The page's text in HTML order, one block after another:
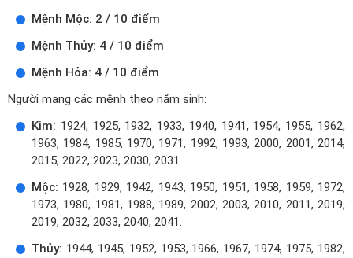
Mệnh Mộc: 2 / 10 điểm
Mệnh Thủy: 4 / 10 điểm
Mệnh Hỏa: 4 / 10 điểm
Người mang các mệnh theo năm sinh:
Kim: 1924, 1925, 1932, 1933, 1940, 1941, 1954, 1955, 1962,
1963, 1984, 1985, 1970, 1971, 1992, 1993, 2000, 2001, 2014,
2015, 2022, 2023, 2030, 2031.
Mộc: 1928, 1929, 1942, 1943, 1950, 1951, 1958, 1959, 1972,
1973, 1980, 1981, 1988, 1989, 2002, 2003, 2010, 2011, 2019,
2019, 2032, 2033, 2040, 2041.
Thủy: 1944, 1945, 1952, 1953, 1966, 1967, 1974, 1975, 1982,